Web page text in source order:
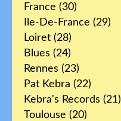
France (30)
Ile-De-France (29)
Loiret (28)
Blues (24)
Rennes (23)
Pat Kebra (22)
Kebra's Records (21)
Toulouse (20)